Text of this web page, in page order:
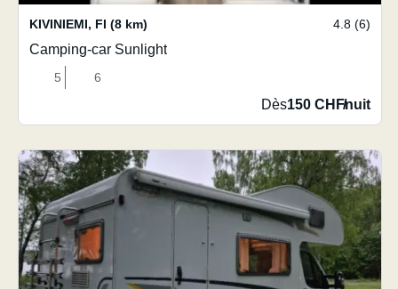
KIVINIEMI, FI (8 km) 4.8 (6)
Camping-car Sunlight
5 6
Dès150 CHF/nuit